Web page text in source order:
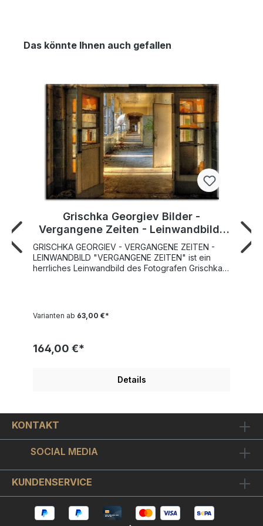
Das könnte Ihnen auch gefallen
Grischka Georgiev Bilder -
Vergangene Zeiten - Leinwandbild-
70 x 100 cm
GRISCHKA GEORGIEV - VERGANGENE ZEITEN -
LEINWANDBILD "VERGANGENE ZEITEN" ist ein
herrliches Leinwandbild des Fotografen Grischka
Bestellen Sie noch heute GRISCHKA GEORGIEV
oben Ihre Wunschgröße aus und bestellen sich
Vergangene Zeiten- auf Keilrahmen aufgespannt
in einer ganz vorzüglichen Qualität. Ab 60cm
extrahohen und stabilen Keilrahmen auf. Kleinere
Formate bekommen einen 2cm normalhohen
Keilrahmen. Die Kanten des Bildes sind auch
bedruckt und um unsere Leinwandbilder
besonders langlebig zu machen versehen wir sie
mit einer schützenden Firnißschicht.
Varianten ab 63,00 €*
164,00 €*
Details
KONTAKT
SOCIAL MEDIA
KUNDENSERVICE